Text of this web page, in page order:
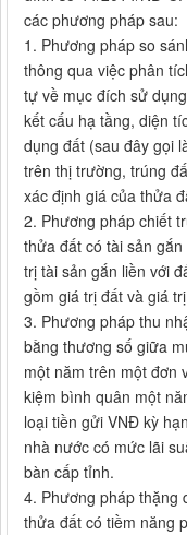
các phương pháp sau:
1. Phương pháp so
thông qua việc phân
tự về mục đích sử
kết cấu hạ tầng, diện
dụng đất (sau đây gọi
trên thị trường, trúng
xác định giá của thửa
2. Phương pháp chiết
thửa đất có tài sản
trị tài sản gắn liền với
gồm giá trị đất và giá
3. Phương pháp thu
bằng thương số giữa
một năm trên một đơn
kiệm bình quân một
loại tiền gửi VNĐ kỳ
nhà nước có mức lãi
bàn cấp tỉnh.
4. Phương pháp thặng
thửa đất có tiềm năng